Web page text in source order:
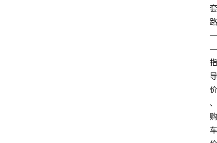
套
路
—
—
指
导
价
、
购
车